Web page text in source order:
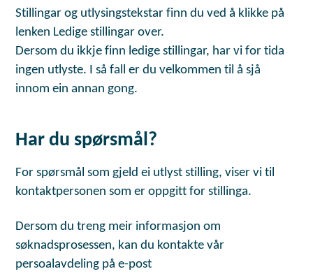
Stillingar og utlysingstekstar finn du ved å klikke på
lenken Ledige stillingar over.
Dersom du ikkje finn ledige stillingar, har vi for tida
ingen utlyste. I så fall er du velkommen til å sjå
innom ein annan gong.
Har du spørsmål?
For spørsmål som gjeld ei utlyst stilling, viser vi til
kontaktpersonen som er oppgitt for stillinga.
Dersom du treng meir informasjon om
søknadsprosessen, kan du kontakte vår
persoalavdeling på e-post